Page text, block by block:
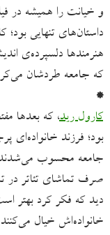
و خیانت را همیشه در
داستان‌های تنهایی
هنرمندها دلسپرده‌ی
که جامعه طردشان
*
کارول رید، که بعدها
بود؛ فرزند خانواده‌ای
جامعه محسوب
صرف تماشای تئاتر در
دید که فکر کرد بهتر
خانواده‌اش خیال